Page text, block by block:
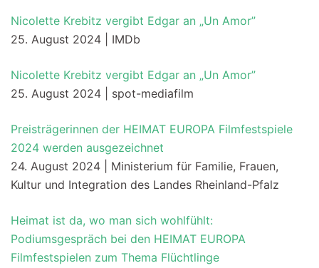
Nicolette Krebitz vergibt Edgar an „Un Amor”
25. August 2024 | IMDb
Nicolette Krebitz vergibt Edgar an „Un Amor”
25. August 2024 | spot-mediafilm
Preisträgerinnen der HEIMAT EUROPA Filmfestspiele
2024 werden ausgezeichnet
24. August 2024 | Ministerium für Familie, Frauen,
Kultur und Integration des Landes Rheinland-Pfalz
Heimat ist da, wo man sich wohlfühlt:
Podiumsgespräch bei den HEIMAT EUROPA
Filmfestspielen zum Thema Flüchtlinge